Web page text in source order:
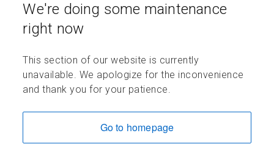
We're doing some maintenance
right now
This section of our website is currently
unavailable. We apologize for the inconvenience
and thank you for your patience.
Go to homepage